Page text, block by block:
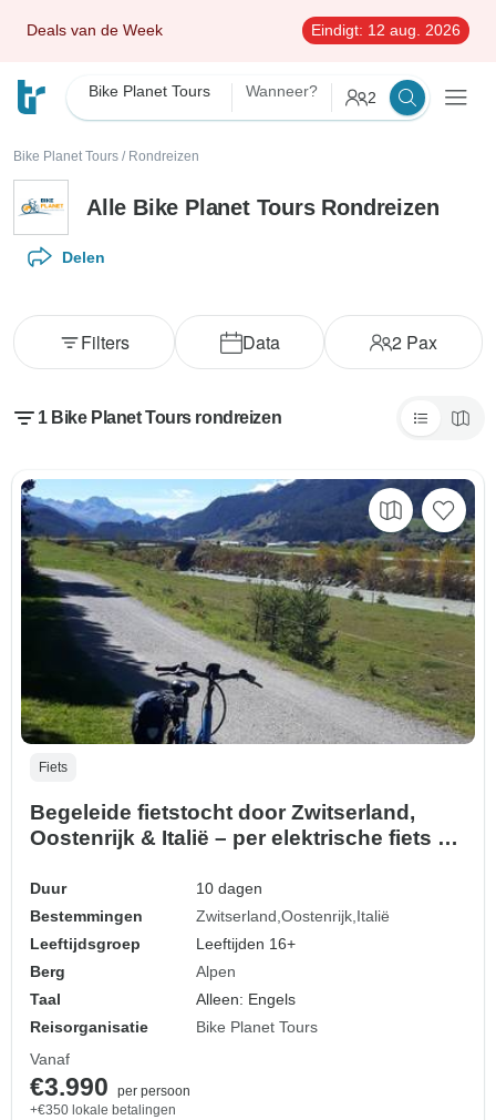
Deals van de Week Eindigt: 12 aug. 2026
Bike Planet Tours Wanneer? 2
Bike Planet Tours / Rondreizen
Alle Bike Planet Tours Rondreizen
Delen
Data 2 Pax
Filters
1 Bike Planet Tours rondreizen
Fiets
Begeleide fietstocht door Zwitserland,
Oostenrijk & Italië – per elektrische fiets –
Duur
10 dagen
Bestemmingen
Zwitserland Oostenrijk Italië
Leeftijdsgroep
Leeftijden 16+
Berg
Alpen
Taal
Alleen: Engels
Reisorganisatie
Bike Planet Tours
Vanaf
€3.990
per persoon
+€350 lokale betalingen